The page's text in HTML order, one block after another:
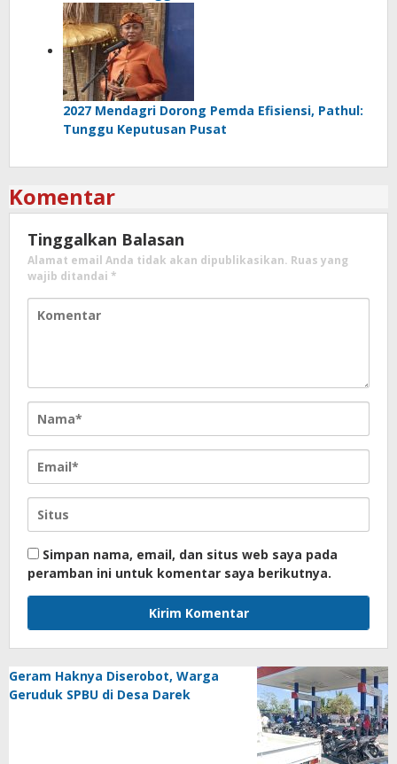
2027 Mendagri Dorong Pemda Efisiensi, Pathul:
Tunggu Keputusan Pusat
Komentar
Tinggalkan Balasan
Alamat email Anda tidak akan dipublikasikan. Ruas yang
wajib ditandai *
Simpan nama, email, dan situs web saya pada
peramban ini untuk komentar saya berikutnya.
Geram Haknya Diserobot, Warga
Geruduk SPBU di Desa Darek